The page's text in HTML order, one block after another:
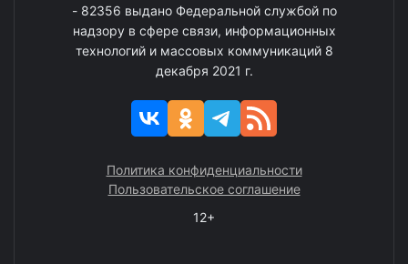
- 82356 выдано Федеральной службой по
надзору в сфере связи, информационных
технологий и массовых коммуникаций 8
декабря 2021 г.
Политика конфиденциальности
Пользовательское соглашение
12+